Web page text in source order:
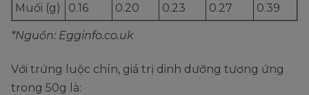
Muối (g) 0.16 0.20 0.23 0.27 0.39
*Nguồn: Egginfo.co.uk
Với trứng luộc chín, giá trị dinh dưỡng tương ứng
trong 50g là: